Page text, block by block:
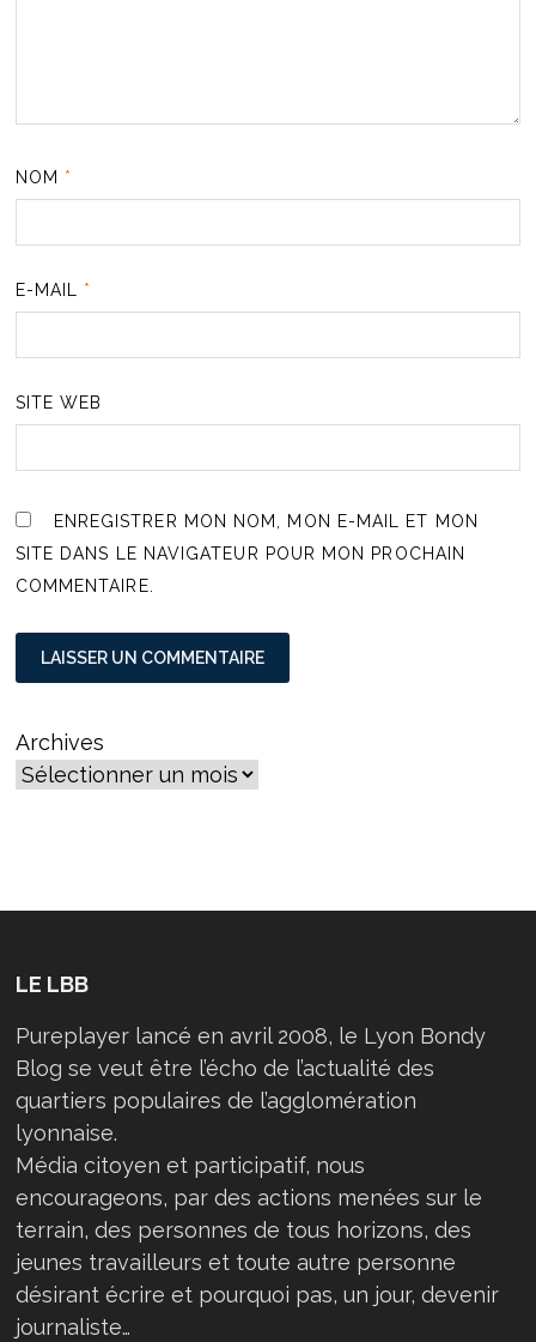
NOM *
E-MAIL *
SITE WEB
ENREGISTRER MON NOM, MON E-MAIL ET MON
SITE DANS LE NAVIGATEUR POUR MON PROCHAIN
COMMENTAIRE.
Archives
LE LBB
Pureplayer lancé en avril 2008, le Lyon Bondy
Blog se veut être l’écho de l’actualité des
quartiers populaires de l’agglomération
lyonnaise.
Média citoyen et participatif, nous
encourageons, par des actions menées sur le
terrain, des personnes de tous horizons, des
jeunes travailleurs et toute autre personne
désirant écrire et pourquoi pas, un jour, devenir
journaliste…